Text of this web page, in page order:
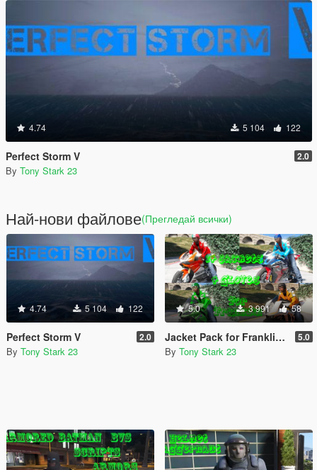
4.74 5 104 122
Perfect Storm V 2.0
By Tony Stark 23
Най-нови файлове(Прегледай всички)
4.74 5 104 122
Perfect Storm V 2.0
By Tony Stark 23
5.0 3 991 58
Jacket Pack for Franklin (14 Jackets) + Gloves Bike Pack (4 Gloves) 5.0
By Tony Stark 23